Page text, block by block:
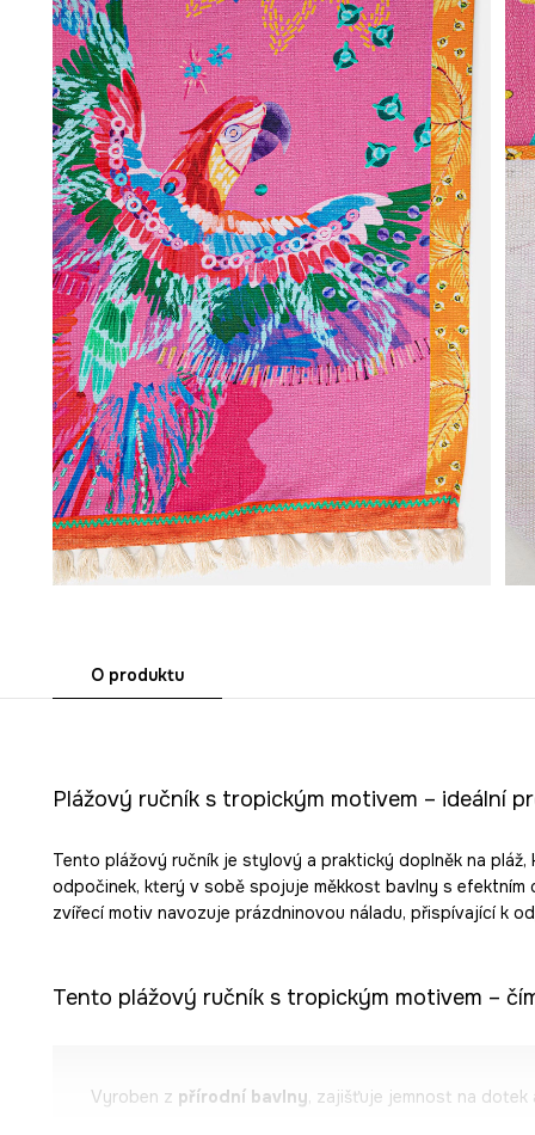
O produktu
Plážový ručník s tropickým motivem – ideální
Tento plážový ručník je stylový a praktický doplněk na pláž,
odpočinek, který v sobě spojuje měkkost bavlny s efektním
zvířecí motiv navozuje prázdninovou náladu, přispívající k
Tento plážový ručník s tropickým motivem –
Vyroben z přírodní bavlny, zajišťuje jemnost na